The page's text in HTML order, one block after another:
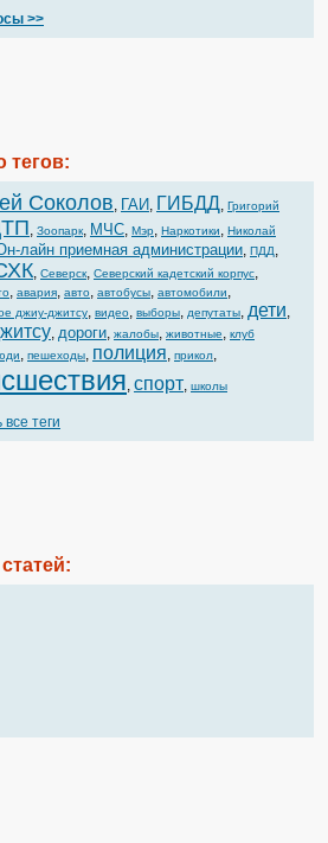
>>
тегов:
Соколов, ГАИ, ГИБДД, Григорий
, Зоопарк, МЧС, Мэр, Наркотики, Николай
лайн приемная администрации, ПДД,
, Северск, Северский кадетский корпус,
, авария, авто, автобусы, автомобили,
джиу-джитсу, видео, выборы, депутаты, дети,
, дороги, жалобы, животные, клуб
, пешеходы, полиция, прикол,
, спорт, школы
все теги